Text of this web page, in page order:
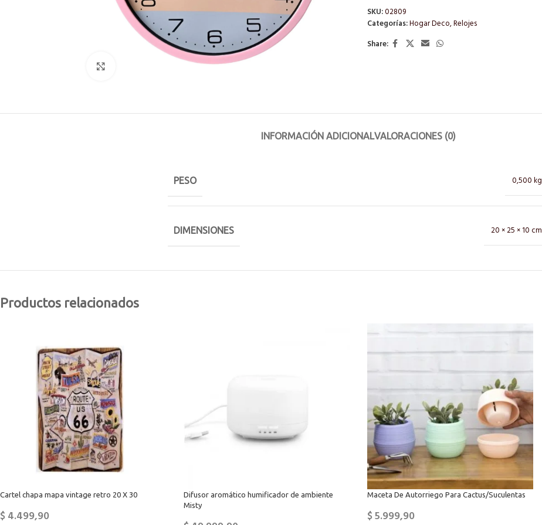
SKU:02809
Categorías:Hogar Deco,Relojes
Share:
INFORMACIÓN ADICIONALVALORACIONES (0)
PESO 0,500 kg
DIMENSIONES 20 × 25 × 10 cm
Productos relacionados
Cartel chapa mapa vintage retro 20 X 30
$4.499,90
Difusor aromático humificador de ambiente
Misty
Maceta De Autorriego Para Cactus/Suculentas
$5.999,90